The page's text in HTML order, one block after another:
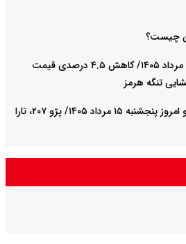
چیست؟
قیمت نفت امروز پنجشنبه ۱۵ مرداد ۱۴۰۵/ کاهش ۴.۵ درصدی قیمت
تنگه هرمز
قیمت خودرو‌های ایران خودرو امروز پنجشنبه ۱۵ مرداد ۱۴۰۵/ پژو ۲۰۷، تارا
قیمت خودرو‌های سایپا امروز پنجشنبه ۱۵ مرداد ۱۴۰۵/ شاهین، کوییک و